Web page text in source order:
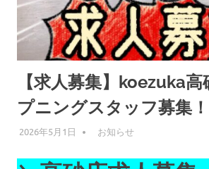
ワ
セ。
【求人募集】koezuka
プニングスタッフ募集！
2026年5月1日 編集者
お知らせ